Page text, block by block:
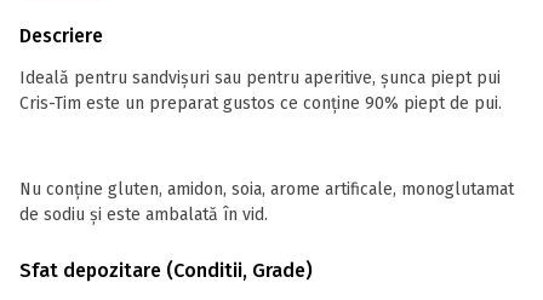
Descriere
Ideală pentru sandvișuri sau pentru aperitive, șunca piept pui
Cris-Tim este un preparat gustos ce conține 90% piept de pui.
Nu conține gluten, amidon, soia, arome artificale, monoglutamat
de sodiu și este ambalată în vid.
Sfat depozitare (Conditii, Grade)